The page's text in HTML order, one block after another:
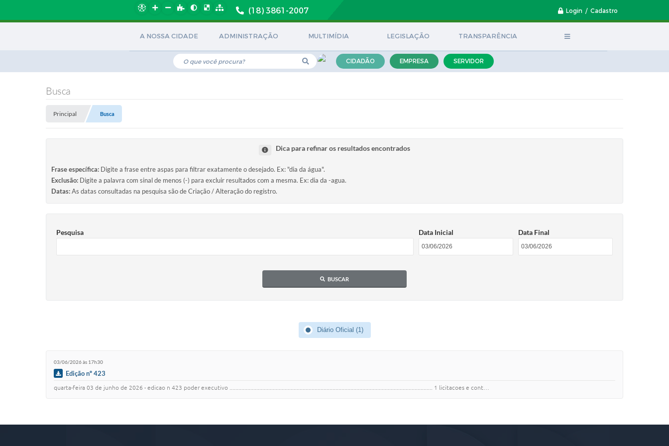
Login / Cadastro
(18) 3861-2007
A NOSSA CIDADE ADMINISTRAÇÃO MULTIMÍDIA LEGISLAÇÃO TRANSPARÊNCIA
CIDADÃO EMPRESA SERVIDOR
Busca
Principal Busca
Dica para refinar os resultados encontrados
Frase específica: Digite a frase entre aspas para filtrar exatamente o desejado. Ex: "dia da água".
Exclusão: Digite a palavra com sinal de menos (-) para excluir resultados com a mesma. Ex: dia da -agua.
Datas:As datas consultadas na pesquisa são de Criação / Alteração do registro.
Pesquisa Data Inicial Data Final
BUSCAR
Diário Oficial (1)
03/06/2026 às 17h30
Edição nº 423
quarta-feira 03 de junho de 2026 - edicao n 423 poder executivo ........................................................................................................................................ 1 licitacoes e cont…